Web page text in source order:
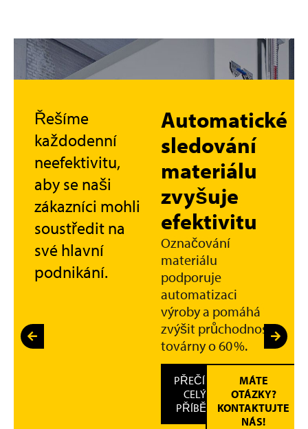
Řešíme
každodenní
neefektivitu,
aby se naši
zákazníci mohli
soustředit na
své hlavní
podnikání.
Automatické
sledování
materiálu
zvyšuje
efektivitu
Označování
materiálu
podporuje
automatizaci
výroby a pomáhá
zvýšit průchodnost
továrny o 60 %.
PŘEČÍST
CELÝ
PŘÍBĚH
MÁTE
OTÁZKY?
KONTAKTUJTE
NÁS!